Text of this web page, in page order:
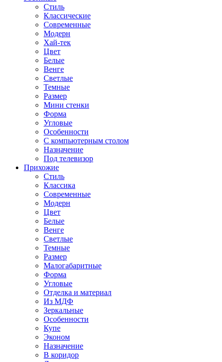
Стиль
Классические
Современные
Модерн
Хай-тек
Цвет
Белые
Венге
Светлые
Темные
Размер
Мини стенки
Форма
Угловые
Особенности
С компьютерным столом
Назначение
Под телевизор
Прихожие
Стиль
Классика
Современные
Модерн
Цвет
Белые
Венге
Светлые
Темные
Размер
Малогабаритные
Форма
Угловые
Отделка и материал
Из МДФ
Зеркальные
Особенности
Купе
Эконом
Назначение
В коридор